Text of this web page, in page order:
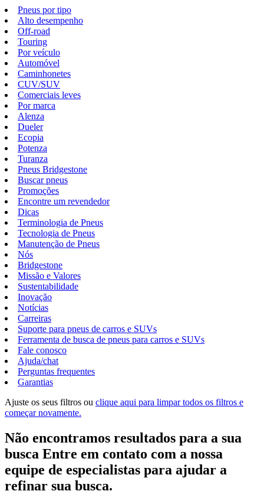
Pneus por tipo
Alto desempenho
Off-road
Touring
Por veículo
Automóvel
Caminhonetes
CUV/SUV
Comerciais leves
Por marca
Alenza
Dueler
Ecopia
Potenza
Turanza
Pneus Bridgestone
Buscar pneus
Promoções
Encontre um revendedor
Dicas
Terminologia de Pneus
Tecnologia de Pneus
Manutenção de Pneus
Nós
Bridgestone
Missão e Valores
Sustentabilidade
Inovação
Notícias
Carreiras
Suporte para pneus de carros e SUVs
Ferramenta de busca de pneus para carros e SUVs
Fale conosco
Ajuda/chat
Perguntas frequentes
Garantias
Ajuste os seus filtros ou clique aqui para limpar todos os filtros e
começar novamente.
Não encontramos resultados para a sua
busca Entre em contato com a nossa
equipe de especialistas para ajudar a
refinar sua busca.